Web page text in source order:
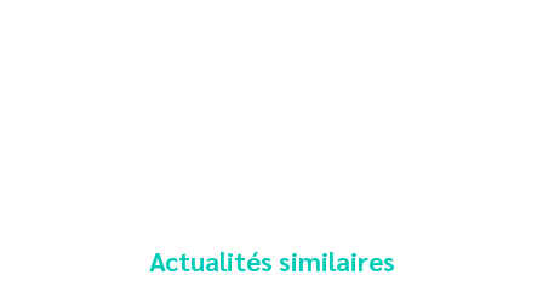
Actualités similaires